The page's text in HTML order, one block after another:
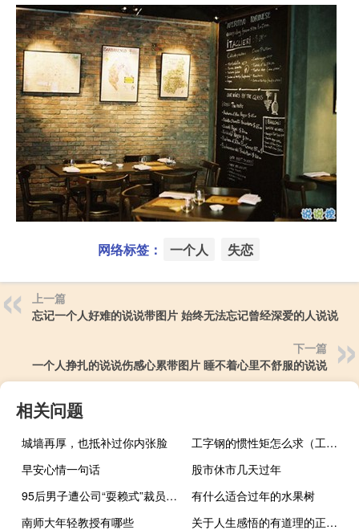
网络标签： 一个人 失恋
上一篇
忘记一个人好难的说说带图片 始终无法忘记曾经深爱的人说说
下一篇
一个人挣扎的说说伤感心累带图片 睡不着心里不舒服的说说
相关问题
城墙再厚，也抵补过你内张脸
工字钢的惯性矩怎么求（工字钢的惯性矩公式）
早安心情一句话
股市休市几天过年
95后男子遭公司“耍赖式”裁员抗争17个月获赔16万9 到底什么情况呢
有什么适合过年的水果树
南师大年轻教授有哪些
关于人生感悟的有道理的正能量说说 每个人心中都有一座城池